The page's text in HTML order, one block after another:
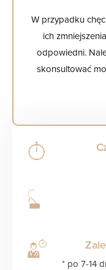
* po 7-14
W przypadku
ich
odpowiedni.
skonsultować